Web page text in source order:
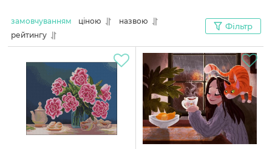
замовчуванням ціною
назвою
рейтингу
Фільтр